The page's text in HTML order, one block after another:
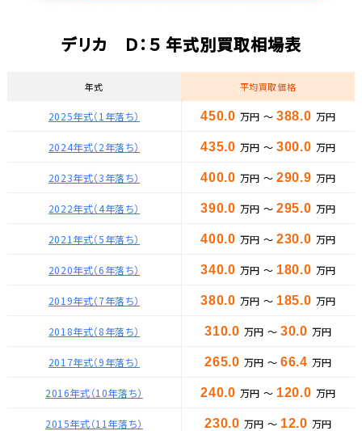
デリカ Ｄ：５ 年式別買取相場表
年式 平均買取価格
2025年式（1年落ち） 450.0 万円 ～ 388.0 万円
2024年式（2年落ち） 435.0 万円 ～ 300.0 万円
2023年式（3年落ち） 400.0 万円 ～ 290.9 万円
2022年式（4年落ち） 390.0 万円 ～ 295.0 万円
2021年式（5年落ち） 400.0 万円 ～ 230.0 万円
2020年式（6年落ち） 340.0 万円 ～ 180.0 万円
2019年式（7年落ち） 380.0 万円 ～ 185.0 万円
2018年式（8年落ち） 310.0 万円 ～ 30.0 万円
2017年式（9年落ち） 265.0 万円 ～ 66.4 万円
2016年式（10年落ち） 240.0 万円 ～ 120.0 万円
2015年式（11年落ち） 230.0 万円 ～ 12.0 万円